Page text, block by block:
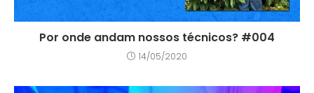
Por onde andam nossos técnicos? #004
14/05/2020